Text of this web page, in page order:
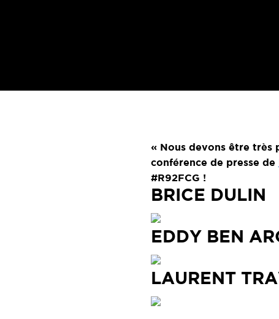
« Nous devons être très
conférence de presse de
#R92FCG !
BRICE DULIN
EDDY BEN
LAURENT